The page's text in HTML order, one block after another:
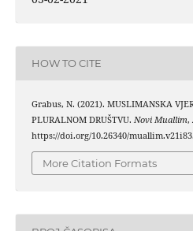
HOW TO CITE
Grabus, N. (2021). MUSLIMANSKA
PLURALNOM DRUŠTVU. Novi Muallim,
https://doi.org/10.26340/
More Citation Formats